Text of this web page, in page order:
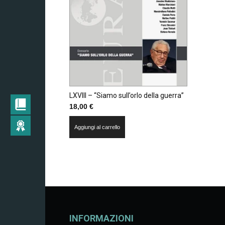
LXVIII – “Siamo sull’orlo della guerra”
18,00 €
Aggiungi al carrello
INFORMAZIONI